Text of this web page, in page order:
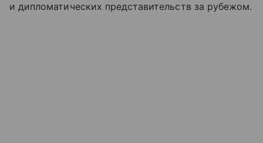
и дипломатических представительств за рубежом.